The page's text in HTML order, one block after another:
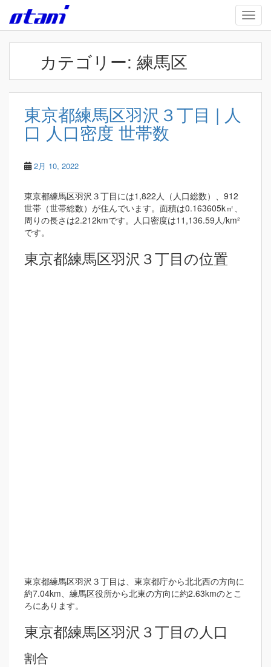
Skip to main content
カテゴリー: 練馬区
東京都練馬区羽沢３丁目 | 人
口 人口密度 世帯数
2月 10, 2022
東京都練馬区羽沢３丁目には1,822人（人口総数）、912
世帯（世帯総数）が住んでいます。面積は0.163605k㎡、
周りの長さは2.212kmです。人口密度は11,136.59人/km²
です。
東京都練馬区羽沢３丁目の位置
東京都練馬区羽沢３丁目は、東京都庁から北北西の方向に
約7.04km、練馬区役所から北東の方向に約2.63kmのとこ
ろにあります。
東京都練馬区羽沢３丁目の人口
割合